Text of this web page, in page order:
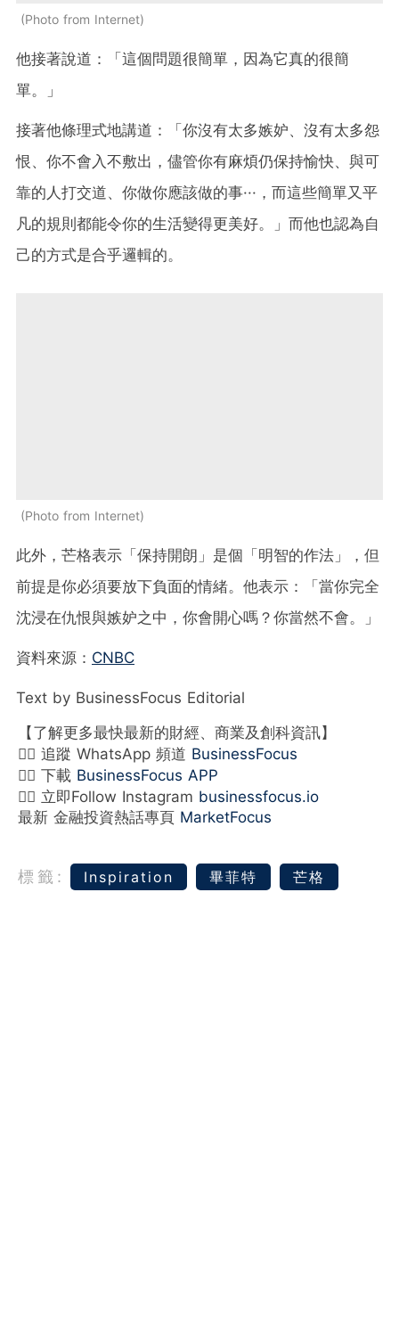
Photo from Internet
他接著說道：「這個問題很簡單，因為它真的很簡
單。」
接著他條理式地講道：「你沒有太多嫉妒、沒有太多怨
恨、你不會入不敷出，儘管你有麻煩仍保持愉快、與可
靠的人打交道、你做你應該做的事···，而這些簡單又平
凡的規則都能令你的生活變得更美好。」而他也認為自
己的方式是合乎邏輯的。
Photo from Internet
此外，芒格表示「保持開朗」是個「明智的作法」，但
前提是你必須要放下負面的情緒。他表示：「當你完全
沈浸在仇恨與嫉妒之中，你會開心嗎？你當然不會。」
資料來源： CNBC
Text by BusinessFocus Editorial
【了解更多最快最新的財經、商業及創科資訊】
👉🏻 追蹤 WhatsApp 頻道 BusinessFocus
👉🏻 下載 BusinessFocus APP
👉🏻 立即Follow Instagram businessfocus.io
最新 金融投資熱話專頁 MarketFocus
標籤: Inspiration 畢菲特 芒格